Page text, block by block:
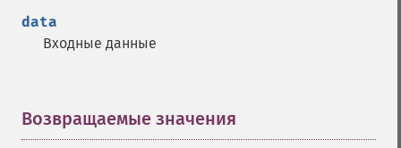
data
Входные данные
Возвращаемые значения